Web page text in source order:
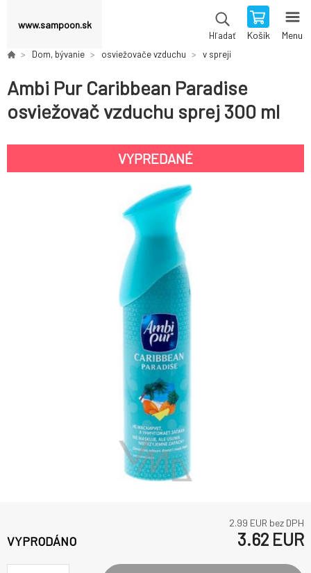
www.sampoon.sk
Hľadať Košík Menu
Dom, bývanie osviežovače vzduchu v spreji
Ambi Pur Caribbean Paradise
osviežovač vzduchu sprej 300 ml
VYPREDANÉ
2.99 EUR bez DPH
VYPRODÁNO 3.62 EUR